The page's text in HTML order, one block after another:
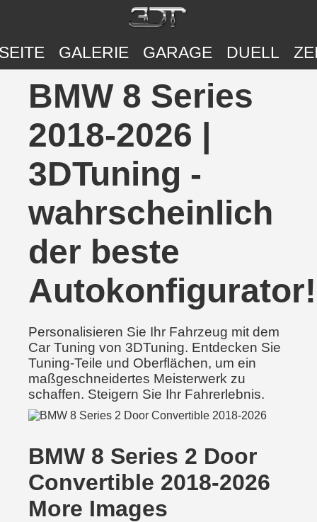
GALERIE GARAGE DUELL
BMW 8 Series
2018-2026 |
3DTuning -
wahrscheinlich
der beste
Autokonfigurator!
Personalisieren Sie Ihr Fahrzeug mit dem
Car Tuning von 3DTuning. Entdecken Sie
Tuning-Teile und Oberflächen, um ein
maßgeschneidertes Meisterwerk zu
schaffen. Steigern Sie Ihr Fahrerlebnis.
BMW 8 Series 2 Door
Convertible 2018-2026
More Images